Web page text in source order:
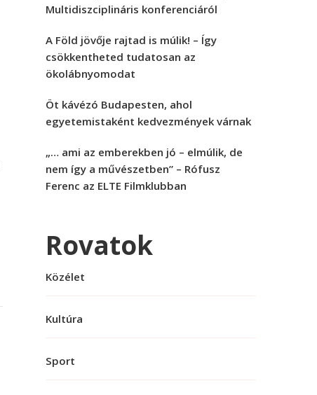
Multidiszciplináris konferenciáról
A Föld jövője rajtad is múlik! – Így
csökkentheted tudatosan az
ökolábnyomodat
Öt kávézó Budapesten, ahol
egyetemistaként kedvezmények várnak
„… ami az emberekben jó – elmúlik, de
nem így a művészetben” – Rófusz
Ferenc az ELTE Filmklubban
Rovatok
Közélet
Kultúra
Sport